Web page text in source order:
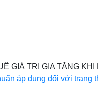
áp dụng đối với trang